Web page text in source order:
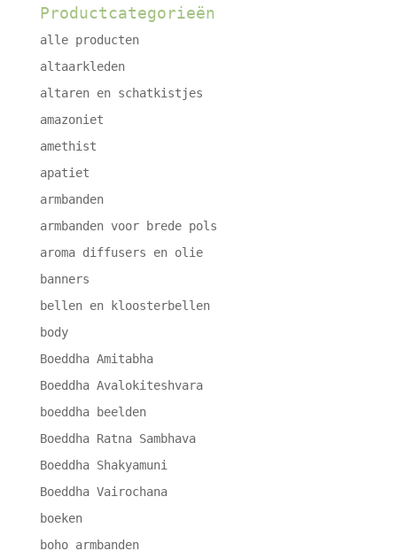
Productcategorieën
alle producten
altaarkleden
altaren en schatkistjes
amazoniet
amethist
apatiet
armbanden
armbanden voor brede pols
aroma diffusers en olie
banners
bellen en kloosterbellen
body
Boeddha Amitabha
Boeddha Avalokiteshvara
boeddha beelden
Boeddha Ratna Sambhava
Boeddha Shakyamuni
Boeddha Vairochana
boeken
boho armbanden